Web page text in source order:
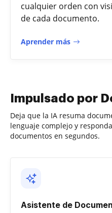
cualquier orden con
de cada documento.
Aprender más
Impulsado por
Deja que la IA resuma
lenguaje complejo y
documentos en segundos.
Asistente de